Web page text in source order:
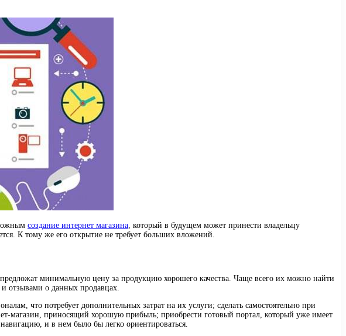
создание интернет магазина , который в будущем может принести владельцу
К тому же его открытие не требует больших вложений.
минимальную цену за продукцию хорошего качества. Чаще всего их можно найти
отзывами о данных продавцах.
что потребует дополнительных затрат на их услуги; сделать самостоятельно при
магазин, приносящий хорошую прибыль; приобрести готовый портал, который уже имеет
и в нем было бы легко ориентироваться.